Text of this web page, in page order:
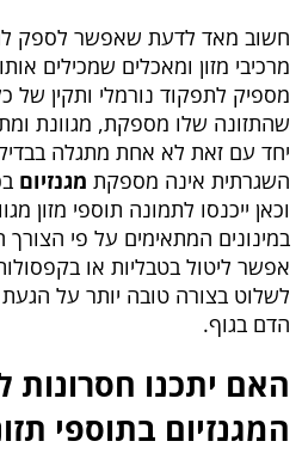
חשוב מאד לדעת שאפשר לספק
מרכיבי מזון ומאכלים שמכילים
מספיק לתפקוד נורמלי ותקין של
שהתזונה שלו מספקת, מגוונת
יחד עם זאת לא אחת מתגלה
השגרתית אינה מספקת מגנזיום
וכאן ייכנסו לתמונה תוספי מזון
במינונים המתאימים על פי הצורך
אפשר ליטול בטבליות או
לשלוט בצורה טובה יותר על
הדם בגוף.
האם יתכנו חסרונות
המגנזיום בתוספי